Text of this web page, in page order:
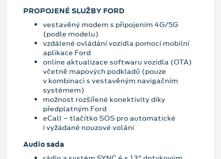
PROPOJENÉ SLUŽBY FORD
vestavěný modem s připojením 4G/5G
(podle modelu)
vzdálené ovládání vozidla pomocí mobilní
aplikace Ford
online aktualizace softwaru vozidla (OTA)
včetně mapových podkladů (pouze
v kombinaci s vestavěným navigačním
systémem)
možnost rozšířené konektivity díky
předplatným Ford
eCall – tlačítko SOS pro automatické
i vyžádané nouzové volání
Audio sada